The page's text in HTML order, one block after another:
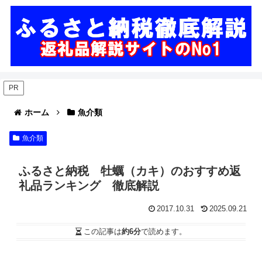
PR
ホーム 魚介類
魚介類
ふるさと納税 牡蠣（カキ）のおすすめ返
礼品ランキング 徹底解説
2017.10.31 2025.09.21
この記事は約6分で読めます。